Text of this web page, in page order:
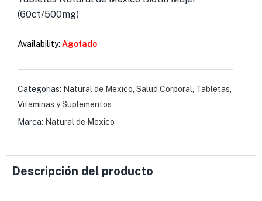
(60ct/500mg)
Availability: Agotado
Categorias: Natural de Mexico Salud Corporal Tabletas
Vitaminas y Suplementos
Marca: Natural de Mexico
Descripción del producto